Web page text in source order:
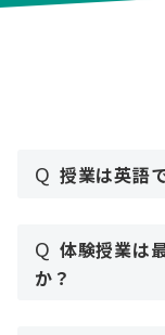
Q 授業は英語
Q 体験授業は
か？